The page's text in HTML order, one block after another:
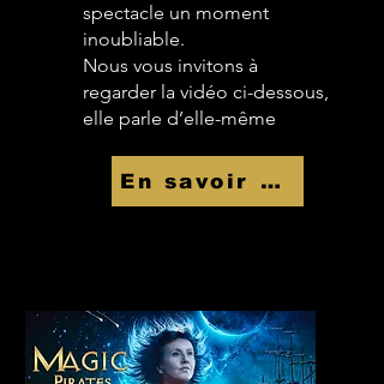
spectacle un moment
inoubliable.
Nous vous invitons à
regarder la vidéo ci-dessous,
elle parle d’elle-même
En savoir Plus